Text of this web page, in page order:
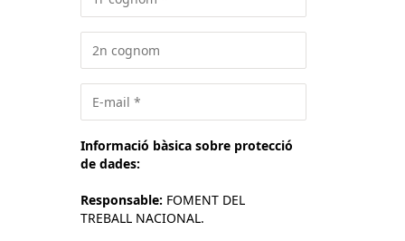
Informació bàsica sobre protecció
de dades:
Responsable: FOMENT DEL
TREBALL NACIONAL.